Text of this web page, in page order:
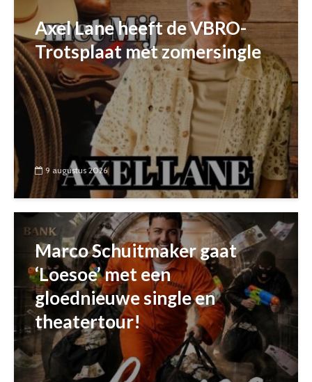
Axel Lane heeft de VBRO-
Trotsplaat met zomersingle
9 augustus 2026
Marco Schuitmaker gaat
‘Loesoe’ met een
gloednieuwe single en
theatertour!